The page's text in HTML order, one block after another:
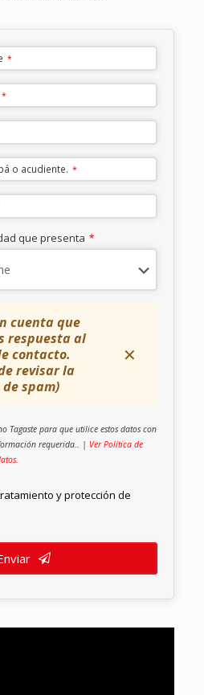
*
*
o acudiente. *
que presenta *
cuenta que
respuesta al
contacto.
revisar la
spam)
✕
Tagaste para que utilice estos datos con
requerida.. | Ver Política de
y protección de